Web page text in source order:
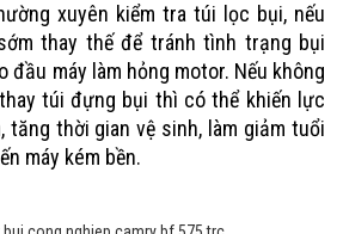
xuyên kiểm tra túi lọc bụi, nếu
thay thế để tránh tình trạng bụi
đầu máy làm hỏng motor. Nếu không
túi đựng bụi thì có thể khiến lực
tăng thời gian vệ sinh, làm giảm tuổi
máy kém bền.